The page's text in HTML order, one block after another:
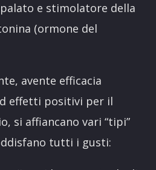
e stimolatore della
(ormone del
avente efficacia
effetti positivi per il
si affiancano vari “tipi”
tutti i gusti: